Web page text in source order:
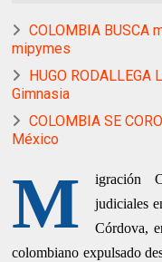
COLOMBIA BUSCA
mipymes
HUGO
Gimnasia
COLOMBIA SE
México
M
igración
judiciales
Córdova,
colombiano expulsado